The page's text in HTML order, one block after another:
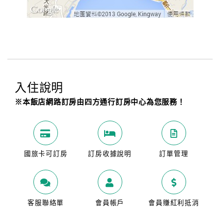
入住說明
※本飯店網路訂房由四方通行訂房中心為您服務！
國旅卡可訂房 訂房收據說明 訂單管理
客服聯絡單 會員帳戶
會員賺紅利抵消